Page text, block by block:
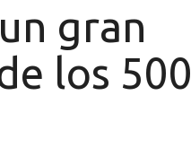
gran
los 500